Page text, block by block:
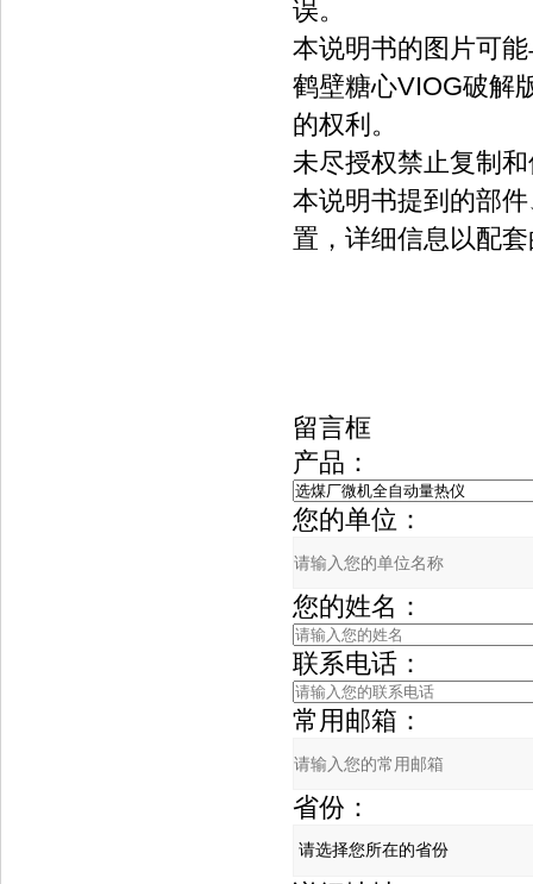
误。
本说明书的图片可
鹤壁糖心VIOG破解
的权利。
未尽授权禁止复制
本说明书提到的部
置，详细信息以配
留言框
产品：
您的单位：
您的姓名：
联系电话：
常用邮箱：
省份：